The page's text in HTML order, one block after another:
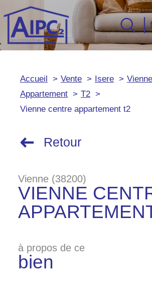
Accueil 0
fr
Accueil Vente Isere
Vienne
Appartement
T2
Vienne centre appartement t2
Retour
Vienne (38200)
VIENNE
à propos de ce
bien